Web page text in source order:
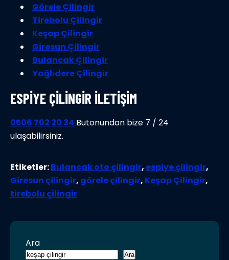
Görele Çilingir
Tirebolu Çilingir
Keşap Çilingir
Giresun Çilingir
Bulancak Çilingir
Yağlıdere Çilingir
ESPIYE ÇILINGIR İLETIŞIM
0506 702 20 34 Butonundan bize 7 / 24
ulaşabilirsiniz.
Etiketler:Bulancak oto çilingir, espiye çilingir,
Giresun çilingir, görele çilingir, Keşap Çilingir,
tirebolu çilingir
Ara
Ara